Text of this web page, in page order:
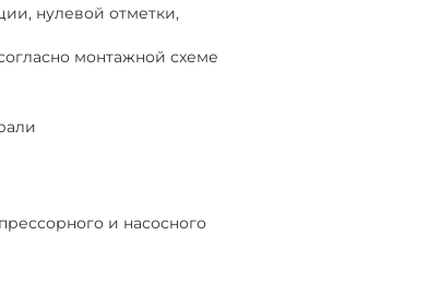
нулевой отметки,
монтажной схеме
и насосного